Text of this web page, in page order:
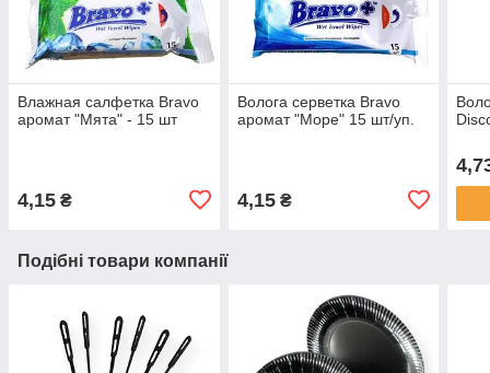
Влажная салфетка Bravo
аромат "Мята" - 15 шт
4,15 ₴
Волога серветка Bravo
аромат "Море" 15 шт/уп.
4,15₴
Подібні товари компанії